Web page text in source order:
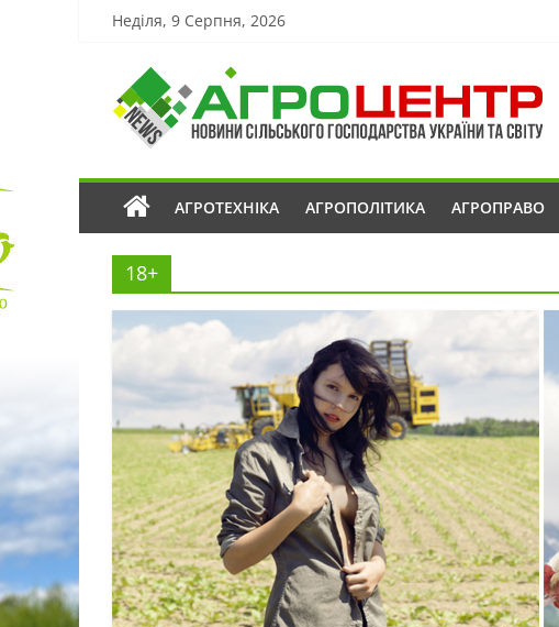
Неділя, 9 Серпня, 2026
АГРОТЕХНІКА АГРОПОЛІТИКА АГРОПРАВО
18+